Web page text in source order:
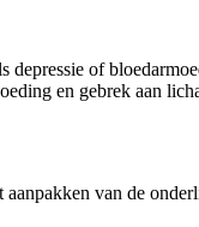
depressie of
en gebrek aan
van de